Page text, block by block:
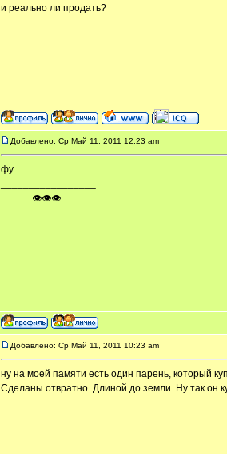
и реально ли продать?
Добавлено: Ср Май 11, 2011 12:23 am
фу
ᅠ ᅠ ᅠ👁👁👁
Добавлено: Ср Май 11, 2011 10:23 am
ну на моей памяти есть один парень, который
Сделаны отвратно. Длиной до земли. Ну так он